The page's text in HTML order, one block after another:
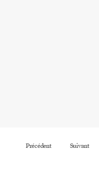
Précédent Suivant